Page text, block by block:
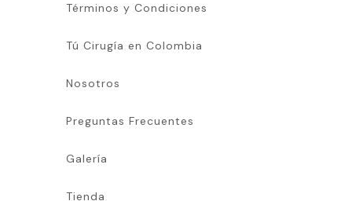
Términos y Condiciones
Tú Cirugía en Colombia
Nosotros
Preguntas Frecuentes
Galería
Tienda